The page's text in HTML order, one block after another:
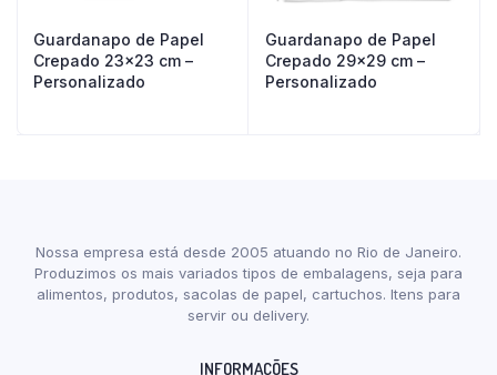
Guardanapo de Papel
Crepado 23×23 cm –
Personalizado
Guardanapo de Papel
Crepado 29×29 cm –
Personalizado
Nossa empresa está desde 2005 atuando no Rio de Janeiro.
Produzimos os mais variados tipos de embalagens, seja para
alimentos, produtos, sacolas de papel, cartuchos. Itens para
servir ou delivery.
INFORMAÇÕES